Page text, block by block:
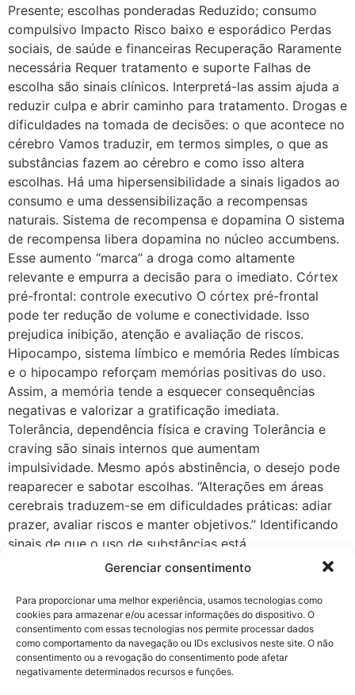
Gerenciar consentimento
Para proporcionar uma melhor experiência, usamos tecnologias como
cookies para armazenar e/ou acessar informações do dispositivo. O
consentimento com essas tecnologias nos permite processar dados
como comportamento da navegação ou IDs exclusivos neste site. O não
consentimento ou a revogação do consentimento pode afetar
negativamente determinados recursos e funções.
Presente; escolhas ponderadas Reduzido; consumo
compulsivo Impacto Risco baixo e esporádico Perdas
sociais, de saúde e financeiras Recuperação Raramente
necessária Requer tratamento e suporte Falhas de
escolha são sinais clínicos. Interpretá-las assim ajuda a
reduzir culpa e abrir caminho para tratamento. Drogas e
dificuldades na tomada de decisões: o que acontece no
cérebro Vamos traduzir, em termos simples, o que as
substâncias fazem ao cérebro e como isso altera
escolhas. Há uma hipersensibilidade a sinais ligados ao
consumo e uma dessensibilização a recompensas
naturais. Sistema de recompensa e dopamina O sistema
de recompensa libera dopamina no núcleo accumbens.
Esse aumento “marca” a droga como altamente
relevante e empurra a decisão para o imediato. Córtex
pré-frontal: controle executivo O córtex pré-frontal
pode ter redução de volume e conectividade. Isso
prejudica inibição, atenção e avaliação de riscos.
Hipocampo, sistema límbico e memória Redes límbicas
e o hipocampo reforçam memórias positivas do uso.
Assim, a memória tende a esquecer consequências
negativas e valorizar a gratificação imediata.
Tolerância, dependência física e craving Tolerância e
craving são sinais internos que aumentam
impulsividade. Mesmo após abstinência, o desejo pode
reaparecer e sabotar escolhas. “Alterações em áreas
cerebrais traduzem-se em dificuldades práticas: adiar
prazer, avaliar riscos e manter objetivos.” Identificando
sinais de que o uso de substâncias está
comprometendo suas decisões Observações objetivas
do indivíduo ficam comprometidas. Perda de controle e
consumo compulsivo: quando “só hoje” vira padrão
Promessas repetidas de parar, aumento da quantidade
e foco diário em obter ou usar são sinais práticos de
perda de controle. Isso muitas vezes precede